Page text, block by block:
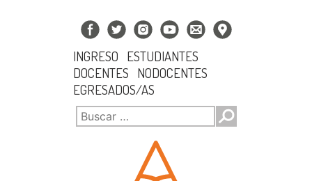
INGRESO
ESTUDIANTES
DOCENTES
NODOCENTES
EGRESADOS/AS